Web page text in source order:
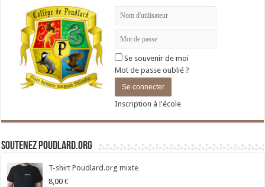
Se souvenir de moi
Mot de passe oublié ?
Inscription à l'école
Soutenez Poudlard.org
T-shirt Poudlard.org mixte
8,00 €